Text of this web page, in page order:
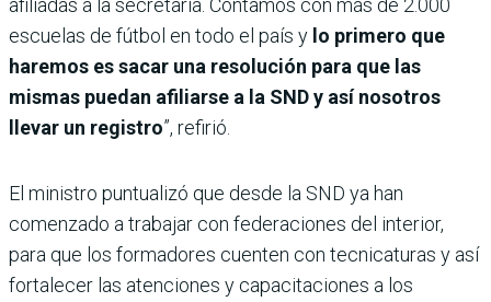
afiliadas a la secretaría. Contamos con más de 2.000
escuelas de fútbol en todo el país y lo primero que
haremos es sacar una resolución para que las
mismas puedan afiliarse a la SND y así nosotros
llevar un registro”, refirió.
El ministro puntualizó que desde la SND ya han
comenzado a trabajar con federaciones del interior,
para que los formadores cuenten con tecnicaturas y así
fortalecer las atenciones y capacitaciones a los